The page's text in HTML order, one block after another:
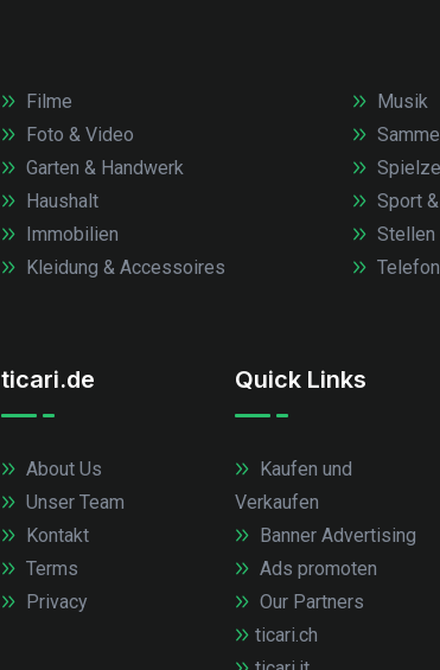
Filme
Foto & Video
Garten & Handwerk
Haushalt
Immobilien
Kleidung & Accessoires
Musik
Sport
Stellen
ticari.de
About Us
Unser Team
Kontakt
Terms
Privacy
Quick Links
Kaufen und
Verkaufen
Banner Advertising
Ads promoten
Our Partners
ticari.ch